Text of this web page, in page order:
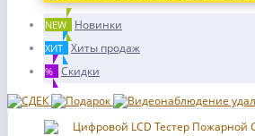
NEW Новинки
ХИТ Хиты продаж
% Скидки